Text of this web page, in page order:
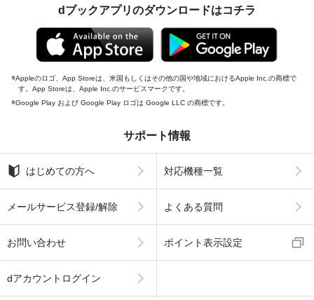
dブックアプリのダウンロードはコチラ
Appleのロゴ、App Storeは、米国もしくはその他の国や地域におけるApple Inc.の商標で
す。App Storeは、Apple Inc.のサービスマークです。
Google Play および Google Play ロゴは Google LLC の商標です。
サポート情報
はじめての方へ 対応機種一覧
メールサービス登録/解除 よくある質問
お問い合わせ ポイント表示設定
dアカウントログイン